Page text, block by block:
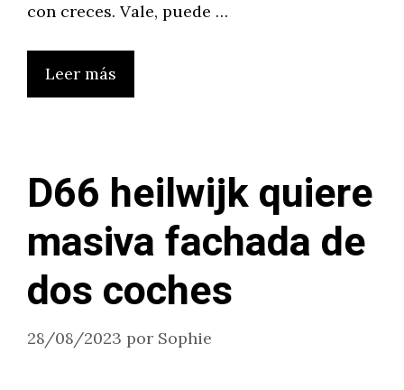
con creces. Vale, puede …
Leer más
D66 heilwijk quiere
masiva fachada de
dos coches
28/08/2023 por Sophie